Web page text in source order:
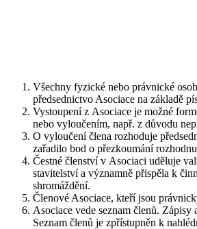
Všechny fyzické nebo právnické
předsednictvo Asociace na základě
Vystoupení z Asociace je možné
nebo vyloučením, např. z důvodu
O vyloučení člena rozhoduje
zařadilo bod o přezkoumání
Čestné členství v Asociaci uděluje
stavitelství a významně přispěla k
shromáždění.
Členové Asociace, kteří jsou
Asociace vede seznam členů.
Seznam členů je zpřístupněn k